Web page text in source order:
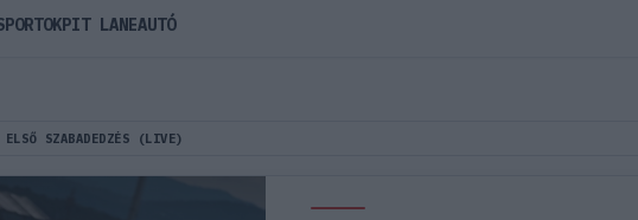
SZABADEDZÉS (LIVE)
PIT LANEAUTÓ